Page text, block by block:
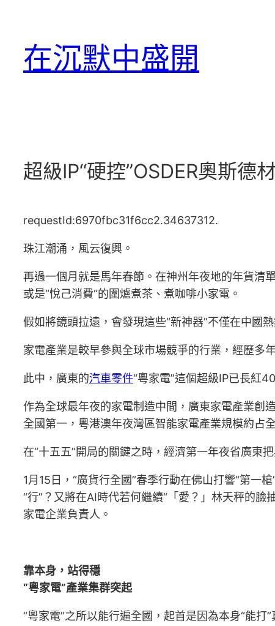
在沉默中盛開
超級IP“硬控”OSDER奧斯德
requestId:6970fbc31f6cc2.34637312.
珠江潮涌，風云復興。
再過一個月就是馬年春節。在神州年夜地的年貨
或是“悅己消費“的圍爐煮茶、煮咖啡小家電。
假如將鏡頭拉遠，會發現這些“新神器”不僅在中國
家電產業是較早參與全球市場競爭的行業，經歷多
此中，廣東的汽車零件“粵家電”這個超級IP已長紅
作為全球最年夜的家電制造中間，廣東家電產業創造
全國第一，粵港澳年夜灣區智能家電產業規模約占
在“十五五”開局的關鍵之時，經濟第一年夜省廣東
1月15日，“廣貨行全國”春季行動在佛山打響“第一
“行”？又將在AI時代若何繼續“「愛？」林天秤的
家電企業負責人。
靠本身，站得穩
“粵家電”產業集群突起
“粵家電”之所以能行遍全國，起首是因為本身“能打